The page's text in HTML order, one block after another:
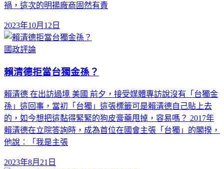
禍，這次的明揚廠商固然有責
2023年10月12日
國政評論
賴清德拒當台獨金孫？
賴清德 在出訪過境 美國 前夕，接受媒體專訪說沒有「台獨金
孫」這回事，當初「台獨」這張標籤可是賴清德自己貼上去
的，如今想把這黏得緊緊的狗皮膏藥甩掉，容易嗎？ 2017年
賴清德在立院答詢時，成為首位在國會主張「台獨」的閣揆，
他說︰「我是主張
2023年8月21日